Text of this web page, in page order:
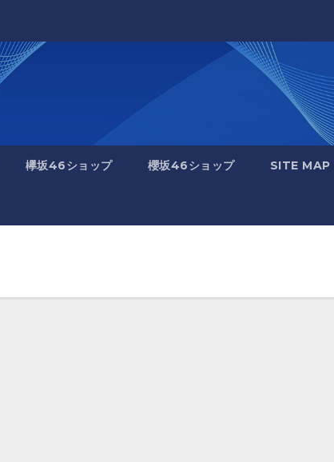
欅坂46ショップ 櫻坂46ショップ SITE MAP